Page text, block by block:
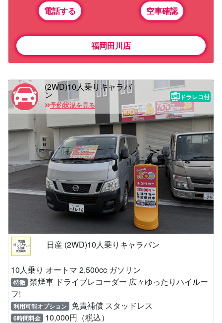
電話する 空車確認
福岡田川店
(2WD)10人乗りキャラバ
ン
予約状況を見る
ドラレコ付
日産 (2WD)10人乗りキャラバン
10人乗り オートマ 2,500cc ガソリン
特徴 禁煙車 ドライブレコーダー 広々ゆったりハイルー
フ!
利用可能オプション 免責補償 スタッドレス
6時間料金 10,000円（税込）